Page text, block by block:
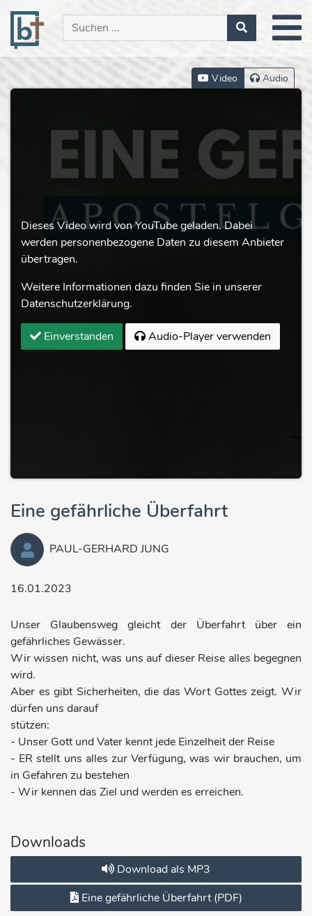
Video Audio
Dieses Video wird von YouTube geladen. Dabei
werden personenbezogene Daten zu diesem Anbieter
übertragen.
Weitere Informationen dazu finden Sie in unserer
Datenschutzerklärung.
Einverstanden Audio-Player verwenden
Eine gefährliche Überfahrt
PAUL-GERHARD JUNG
16.01.2023
Unser Glaubensweg gleicht der Überfahrt über ein
gefährliches Gewässer.
Wir wissen nicht, was uns auf dieser Reise alles begegnen
wird.
Aber es gibt Sicherheiten, die das Wort Gottes zeigt. Wir
dürfen uns darauf
stützen:
- Unser Gott und Vater kennt jede Einzelheit der Reise
- ER stellt uns alles zur Verfügung, was wir brauchen, um
in Gefahren zu bestehen
- Wir kennen das Ziel und werden es erreichen.
Downloads
Download als MP3
Eine gefährliche Überfahrt (PDF)